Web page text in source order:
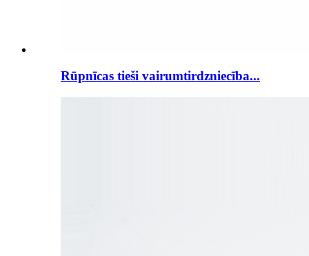
Rūpnīcas tieši vairumtirdzniecība...